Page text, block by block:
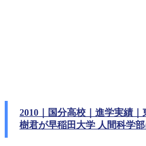
2010｜国分高校｜進学実績
樹君が早稲田大学 人間科学部